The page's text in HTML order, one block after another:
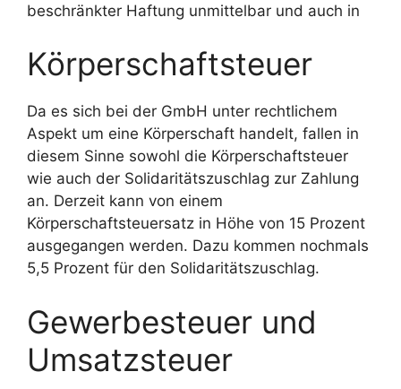
beschränkter Haftung unmittelbar und auch in
Körperschaftsteuer
Da es sich bei der GmbH unter rechtlichem
Aspekt um eine Körperschaft handelt, fallen in
diesem Sinne sowohl die Körperschaftsteuer
wie auch der Solidaritätszuschlag zur Zahlung
an. Derzeit kann von einem
Körperschaftsteuersatz in Höhe von 15 Prozent
ausgegangen werden. Dazu kommen nochmals
5,5 Prozent für den Solidaritätszuschlag.
Gewerbesteuer und
Umsatzsteuer